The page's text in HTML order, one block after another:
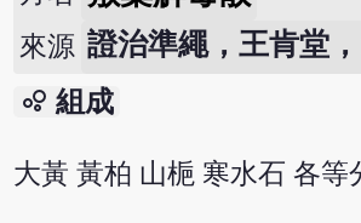
來源 證治準繩，王肯堂
bubble_chart 組成
大黃 黃柏 山梔 寒水石 各等